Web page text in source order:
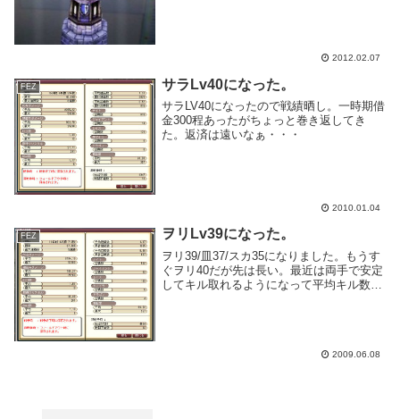
2012.02.07
FEZ サラLv40になった。
サラLV40になったので戦績晒し。一時期借
金300程あったがちょっと巻き返してき
た。返済は遠いなぁ・・・
2010.01.04
FEZ ヲリLv39になった。
ヲリ39/皿37/スカ35になりました。もうす
ぐヲリ40だが先は長い。最近は両手で安定
してキル取れるようになって平均キル数が
2009.06.08